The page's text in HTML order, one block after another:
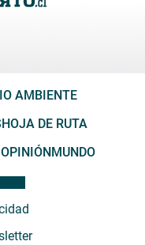
AMBIENTE
HOJA DE RUTA
OPINIÓN MUNDO